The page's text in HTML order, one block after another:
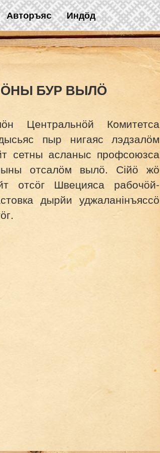
Авторъяс Индӧд
БУР ВЫЛӦ
Центральнӧй Комитетса
пыр нигаяс лэдзалӧм
сетны асланыс профсоюзса
отсалӧм вылӧ. Сійӧ жӧ
отсӧг Швецияса рабочӧй-
дырйи уджаланінъяссӧ